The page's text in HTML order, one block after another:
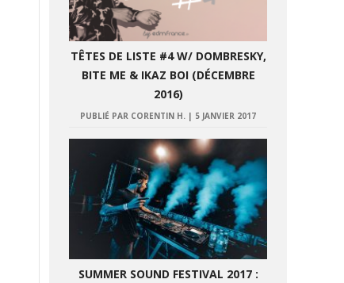
TÊTES DE LISTE #4 W/ DOMBRESKY,
BITE ME & IKAZ BOI (DÉCEMBRE
2016)
PUBLIÉ PAR CORENTIN H. | 5 JANVIER 2017
SUMMER SOUND FESTIVAL 2017 :